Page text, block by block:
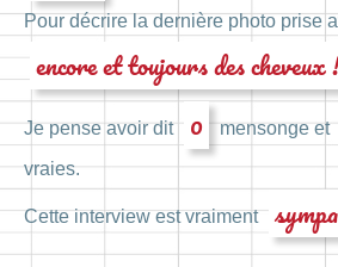
Pour décrire la dernière photo prise
encore et toujours des cheveux
Je pense avoir dit 0 mensonge et
vraies.
Cette interview est vraiment